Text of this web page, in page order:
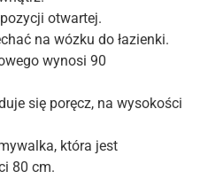
otwartej.
na wózku do łazienki.
wynosi 90
się poręcz, na wysokości
która jest
80 cm.